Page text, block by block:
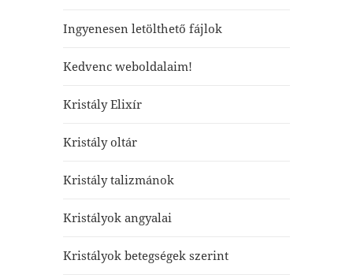
Ingyenesen letölthető fájlok
Kedvenc weboldalaim!
Kristály Elixír
Kristály oltár
Kristály talizmánok
Kristályok angyalai
Kristályok betegségek szerint